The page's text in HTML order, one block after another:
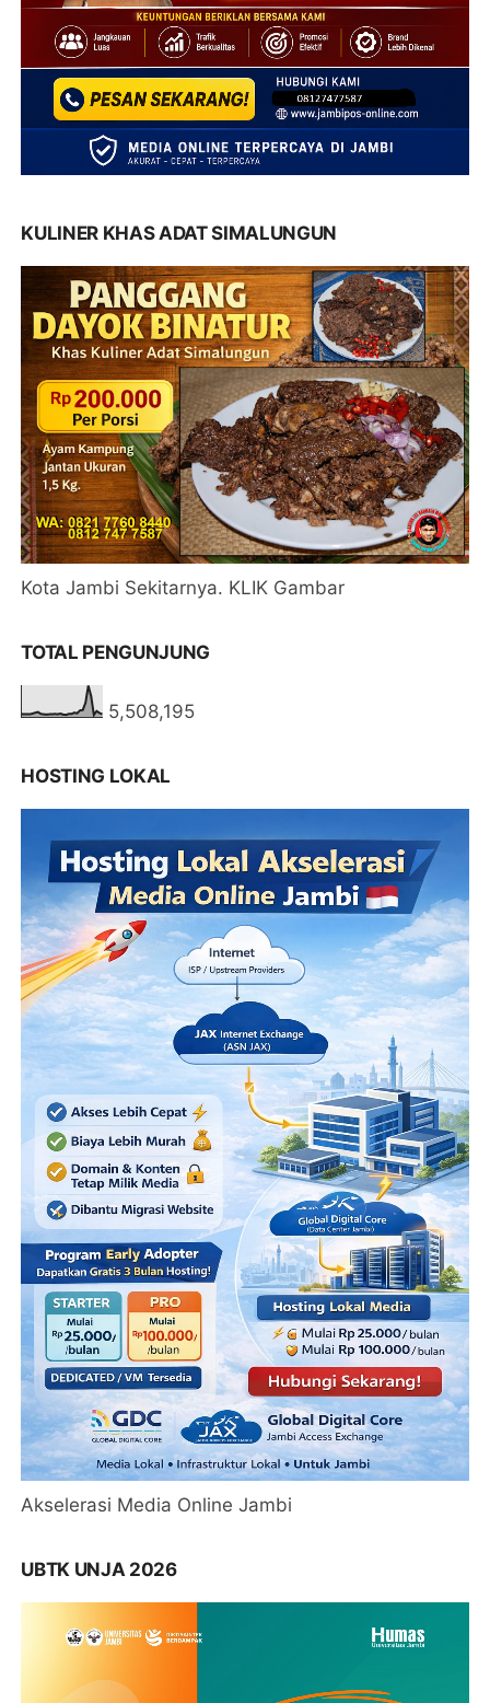
KULINER KHAS ADAT SIMALUNGUN
Kota Jambi Sekitarnya. KLIK Gambar
TOTAL PENGUNJUNG
5,508,195
HOSTING LOKAL
Akselerasi Media Online Jambi
UBTK UNJA 2026